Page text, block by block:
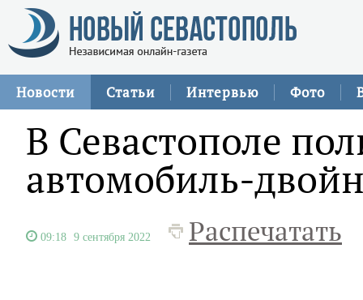
Новости Статьи Интервью Фото
В Севастополе
автомобиль-
09:18 9 сентября 2022 Распечатать